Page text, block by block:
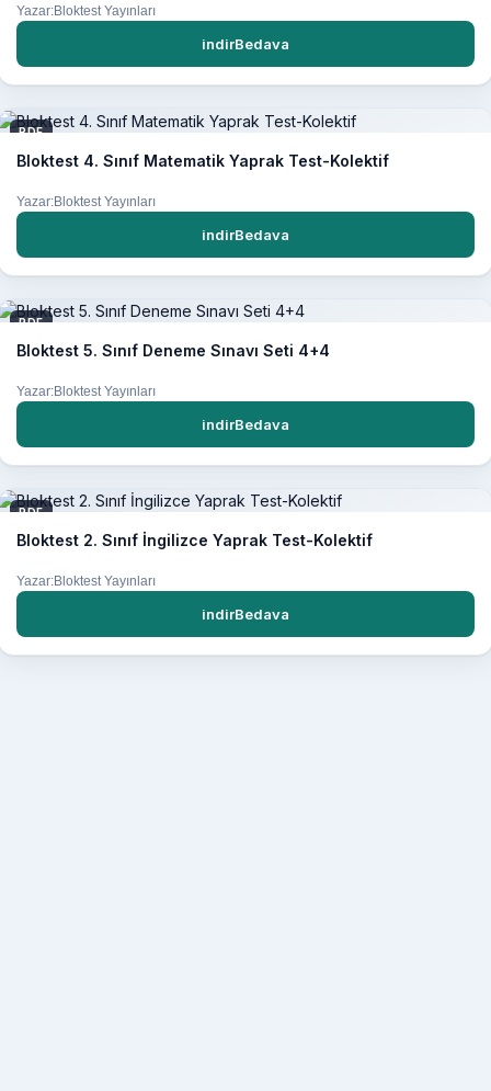
Yazar:Bloktest Yayınları
indirBedava
PDF
Bloktest 4. Sınıf Matematik Yaprak Test-Kolektif
Yazar:Bloktest Yayınları
indirBedava
PDF
Bloktest 5. Sınıf Deneme Sınavı Seti 4+4
Yazar:Bloktest Yayınları
indirBedava
PDF
Bloktest 2. Sınıf İngilizce Yaprak Test-Kolektif
Yazar:Bloktest Yayınları
indirBedava